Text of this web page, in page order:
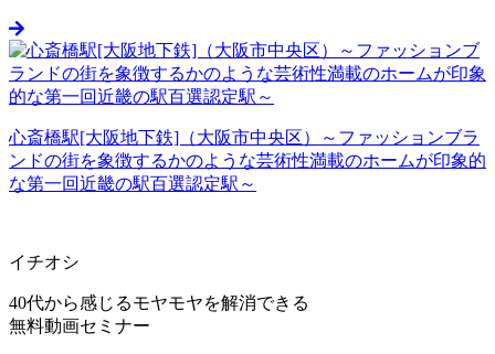
心斎橋駅[大阪地下鉄]（大阪市中央区）～ファッションブラ
ンドの街を象徴するかのような芸術性満載のホームが印象的
な第一回近畿の駅百選認定駅～
イチオシ
40代から感じるモヤモヤを解消できる
無料動画セミナー